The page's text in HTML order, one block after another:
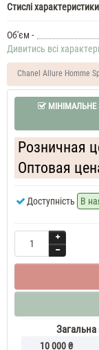
чоловічі
Bleu
de
Chanel
ML
Blue
Chanel
Духи
Blue
Chanel
ML
чоловічий
Стислі характеристики
Об'єм -
Дивитись всі
Chanel Allure Homme
Розничная
Оптовая
Доступність В
Загальна
10 000 ₴